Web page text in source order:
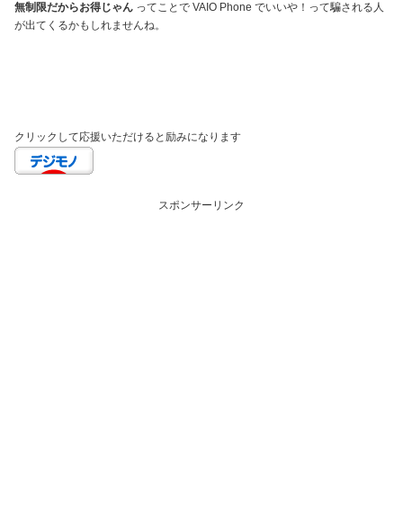
無制限だからお得じゃん ってことで VAIO Phone でいいや！って騙される人
が出てくるかもしれませんね。
クリックして応援いただけると励みになります
スポンサーリンク